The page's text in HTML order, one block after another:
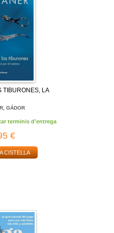
TIBURONES, LA
GÁDOR
terminis d'entrega
€
CISTELLA